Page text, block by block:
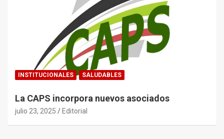
INSTITUCIONALES SALUDABLES
La CAPS incorpora nuevos asociados
julio 23, 2025 Editorial